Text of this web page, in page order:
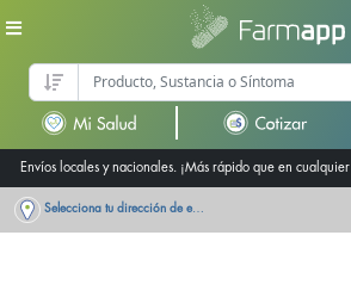
Envíos locales y nacionales. ¡Más rápido que en
Selecciona tu dirección de entrega